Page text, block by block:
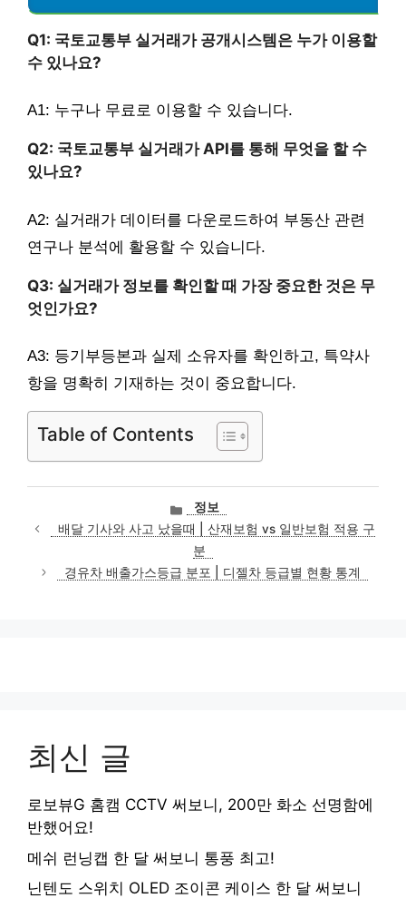
Q1: 국토교통부 실거래가 공개시스템은 누가 이용할
수 있나요?
A1: 누구나 무료로 이용할 수 있습니다.
Q2: 국토교통부 실거래가 API를 통해 무엇을 할 수
있나요?
A2: 실거래가 데이터를 다운로드하여 부동산 관련
연구나 분석에 활용할 수 있습니다.
Q3: 실거래가 정보를 확인할 때 가장 중요한 것은 무
엇인가요?
A3: 등기부등본과 실제 소유자를 확인하고, 특약사
항을 명확히 기재하는 것이 중요합니다.
Table of Contents
카
테
고
리
정보
배달 기사와 사고 났을때 | 산재보험 vs 일반보험 적용 구
분
경유차 배출가스등급 분포 | 디젤차 등급별 현황 통계
최신 글
로보뷰G 홈캠 CCTV 써보니, 200만 화소 선명함에
반했어요!
메쉬 런닝캡 한 달 써보니 통풍 최고!
닌텐도 스위치 OLED 조이콘 케이스 한 달 써보니